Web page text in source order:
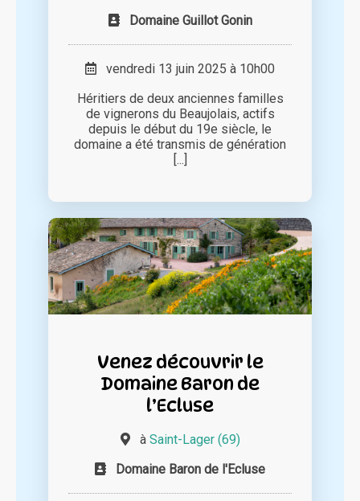
Domaine Guillot Gonin
vendredi 13 juin 2025 à 10h00
Héritiers de deux anciennes familles
de vignerons du Beaujolais, actifs
depuis le début du 19e siècle, le
domaine a été transmis de génération
[...]
Venez découvrir le
Domaine Baron de
l’Ecluse
à Saint-Lager (69)
Domaine Baron de l'Ecluse